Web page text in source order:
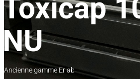
Toxicap
NU
Ancienne gamme Erlab